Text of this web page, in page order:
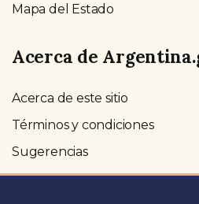
Mapa del Estado
Acerca de
Acerca de este sitio
Términos y condiciones
Sugerencias